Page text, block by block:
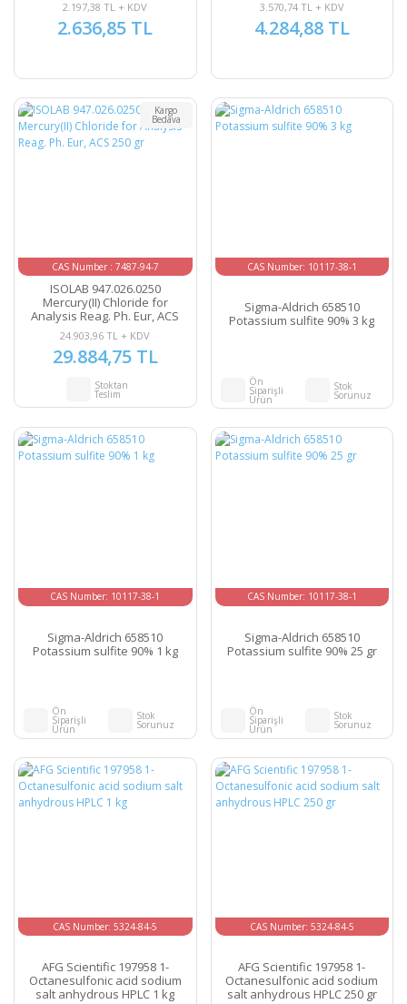
56-4
2.197,38 TL + KDV
2.636,85 TL
3.570,74 TL + KDV
4.284,88 TL
Kargo
Bedava
CAS Number : 7487-94-7
ISOLAB 947.026.0250
Mercury(II) Chloride for
Analysis Reag. Ph. Eur, ACS
250 gr
24.903,96 TL + KDV
29.884,75 TL
Stoktan
Teslim
CAS Number: 10117-38-1
Sigma-Aldrich 658510
Potassium sulfite 90% 3 kg
Ön
Siparişli
Ürün
Stok
Sorunuz
CAS Number: 10117-38-1
Sigma-Aldrich 658510
Potassium sulfite 90% 1 kg
Ön
Siparişli
Ürün
Stok
Sorunuz
CAS Number: 10117-38-1
Sigma-Aldrich 658510
Potassium sulfite 90% 25 gr
Ön
Siparişli
Ürün
Stok
Sorunuz
CAS Number: 5324-84-5
AFG Scientific 197958 1-
Octanesulfonic acid sodium
salt anhydrous HPLC 1 kg
CAS Number: 5324-84-5
AFG Scientific 197958 1-
Octanesulfonic acid sodium
salt anhydrous HPLC 250 gr